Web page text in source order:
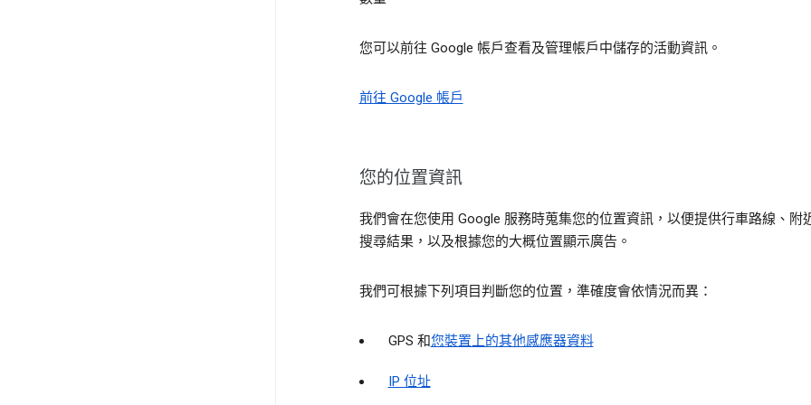
您可以前往 Google 帳戶查看及管理帳戶中儲存的活動資訊。
前往 Google 帳戶
您的位置資訊
我們會在您使用 Google 服務時蒐集您的位置資訊，以便提供行車路線、附
搜尋結果，以及根據您的大概位置顯示廣告。
我們可根據下列項目判斷您的位置，準確度會依情況而異：
GPS 和您裝置上的其他感應器資料
IP 位址